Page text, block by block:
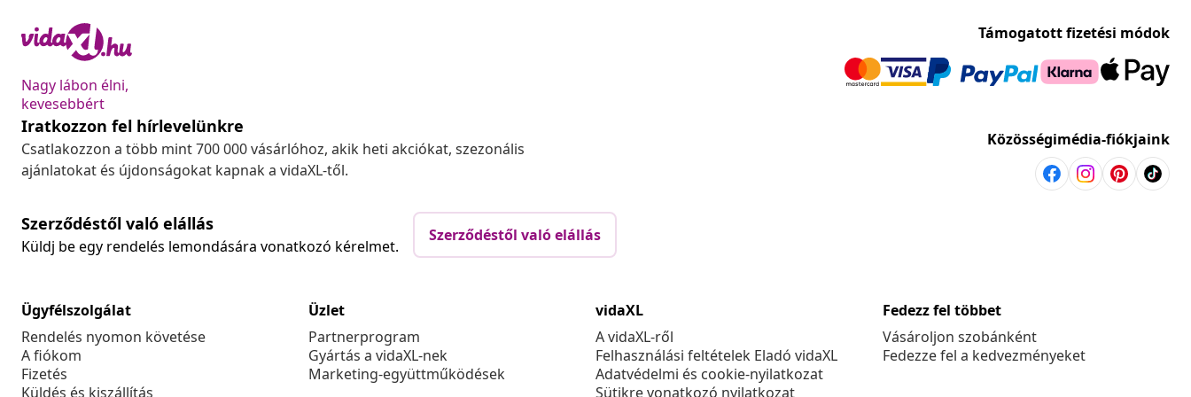
Nagy lábon élni,
kevesebbért
Támogatott fizetési módok
Iratkozzon fel hírlevelünkre
Csatlakozzon a több mint 700 000 vásárlóhoz, akik heti akciókat, szezonális
ajánlatokat és újdonságokat kapnak a vidaXL-től.
Közösségimédia-fiókjaink
Szerződéstől való elállás
Küldj be egy rendelés lemondására vonatkozó kérelmet.
Szerződéstől való elállás
Ügyfélszolgálat
Rendelés nyomon követése
A fiókom
Fizetés
Küldés és kiszállítás
Üzlet
Partnerprogram
Gyártás a vidaXL-nek
Marketing-együttműködések
vidaXL
A vidaXL-ről
Felhasználási feltételek Eladó vidaXL
Adatvédelmi és cookie-nyilatkozat
Sütikre vonatkozó nyilatkozat
Fedezz fel többet
Vásároljon szobánként
Fedezze fel a kedvezményeket